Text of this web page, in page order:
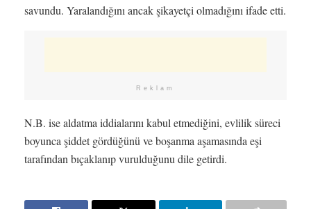
savundu. Yaralandığını ancak şikayetçi olmadığını ifade etti.
Reklam
N.B. ise aldatma iddialarını kabul etmediğini, evlilik süreci
boyunca şiddet gördüğünü ve boşanma aşamasında eşi
tarafından bıçaklanıp vurulduğunu dile getirdi.